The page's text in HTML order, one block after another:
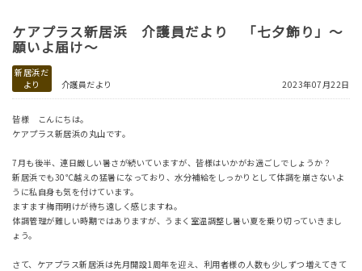
一日体験
空き状況
実践報告
お問い合わせ
体験希望
ケアプラス新居浜 介護員だより 「七夕飾り」～
願いよ届け～
新居浜だ
より
介護員だより 2023年07月22日
皆様 こんにちは。
ケアプラス新居浜の丸山です。
7月も後半、連日厳しい暑さが続いていますが、皆様はいかがお過ごしでしょうか？
新居浜でも30℃越えの猛暑になっており、水分補給をしっかりとして体調を崩さないよ
うに私自身も気を付けています。
ますます梅雨明けが待ち遠しく感じますね。
体調管理が難しい時期ではありますが、うまく室温調整し暑い夏を乗り切っていきまし
ょう。
さて、ケアプラス新居浜は先月開設1周年を迎え、利用者様の人数も少しずつ増えてきて